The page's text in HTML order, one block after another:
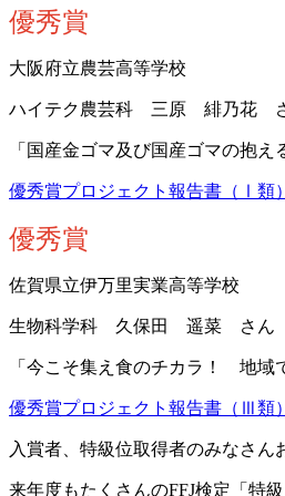
優秀賞
大阪府立農芸高等学校
ハイテク農芸科 三原 緋乃花
「国産金ゴマ及び国産ゴマの抱え
優秀賞プロジェクト報告書（Ⅰ類
優秀賞
佐賀県立伊万里実業高等学校
生物科学科 久保田 遥菜 さん
「今こそ集え食のチカラ！ 地域
優秀賞プロジェクト報告書（Ⅲ類
入賞者、特級位取得者のみなさん
来年度もたくさんのFFJ検定「特